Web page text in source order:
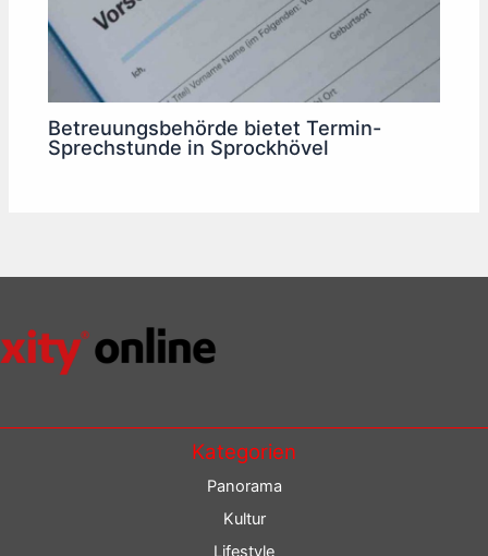
Betreuungsbehörde bietet Termin-
Sprechstunde in Sprockhövel
Kategorien
Panorama
Kultur